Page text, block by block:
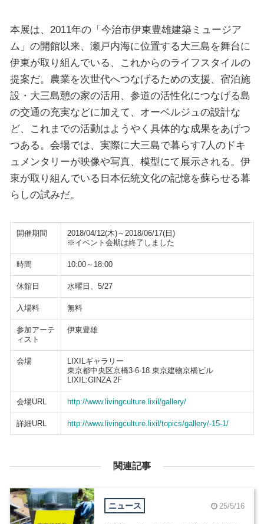
本展は、2011年の「今治市伊東豊雄建築ミュージア
ム」の開館以来、瀬戸内海に位置する大三島を舞台に
伊東が取り組んでいる、これからのライフスタイルの
提案だ。農業を次世代へつなげるための支援、宿泊施
設・大三島憩の家の活用、参道の活性化につなげる島
の交通の充実などに加えて、オーベルジュの設計な
ど、これまでの活動はようやく具体的な成果をあげつ
つある。会場では、実際に大三島で暮らす7人のドキ
ュメンタリーが映像や写真、模型にて展示される。伊
東が取り組んでいる日本伝統文化の記憶を蘇らせる暮
らしの試みだ。
開催期間
2018/04/12(木)～2018/06/17(日)
※イベント会期は終了しました
時間 10:00～18:00
休館日 水曜日、5/27
入場料 無料
参加アーテ
ィスト
伊東豊雄
会場
LIXILギャラリー
東京都中央区京橋3-6-18 東京建物京橋ビル
LIXIL:GINZA 2F
会場URL http://www.livingculture.lixil/gallery/
詳細URL http://www.livingculture.lixil/topics/gallery/-15-1/
関連記事
ニュース 25/5/16